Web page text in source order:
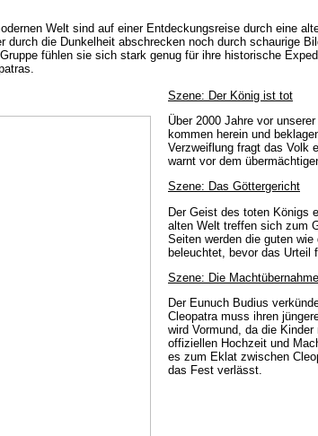
Welt sind auf einer Entdeckungsreise durch eine
durch die Dunkelheit abschrecken noch durch schaurige
fühlen sie sich stark genug für ihre historische
Szene: Der König ist tot
Über 2000 Jahre vor
kommen herein und
Verzweiflung fragt das Volk
warnt vor dem
Szene: Das Göttergericht
Der Geist des toten Königs
alten Welt treffen sich zum
Seiten werden die guten
beleuchtet, bevor das Urteil
Szene: Die Machtübernahme
Der Eunuch Budius
Cleopatra muss ihren
wird Vormund, da die
offiziellen Hochzeit und
es zum Eklat zwischen
das Fest verlässt.